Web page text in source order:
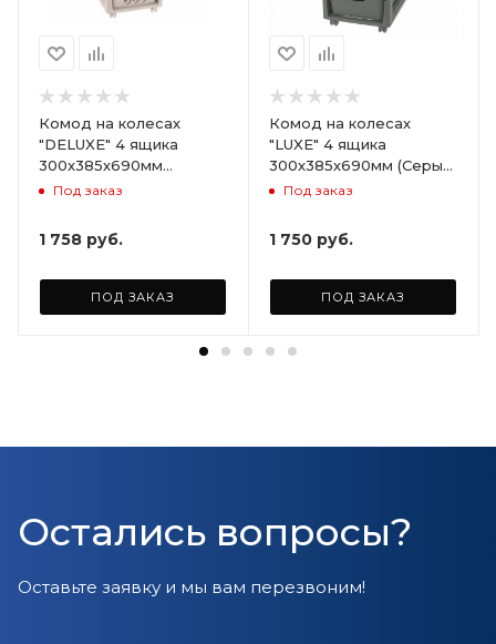
Комод на колесах
"DELUXE" 4 ящика
300х385х690мм
(Светло-бежевый)
Под заказ
1 758 руб.
ПОД ЗАКАЗ
Комод на колесах
"LUXE" 4 ящика
300х385х690мм (Серый)
ARD258086
Под заказ
1 750 руб.
ПОД ЗАКАЗ
Остались вопросы?
Оставьте заявку и мы вам перезвоним!